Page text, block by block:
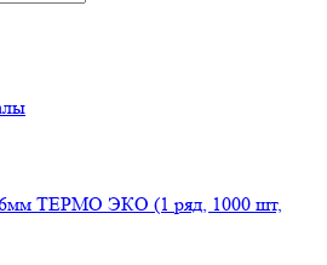
ТЕРМО ЭКО (1 ряд, 1000 шт,